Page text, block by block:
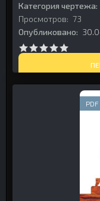
Категория чертежа:
Просмотров: 73
Опубликовано:
PDF